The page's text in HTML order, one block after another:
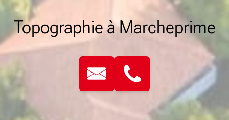
Topographie à Marcheprime